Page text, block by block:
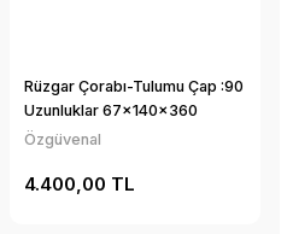
Rüzgar Çorabı-Tulumu Çap :90
Uzunluklar 67x140x360
Özgüvenal
4.400,00 TL